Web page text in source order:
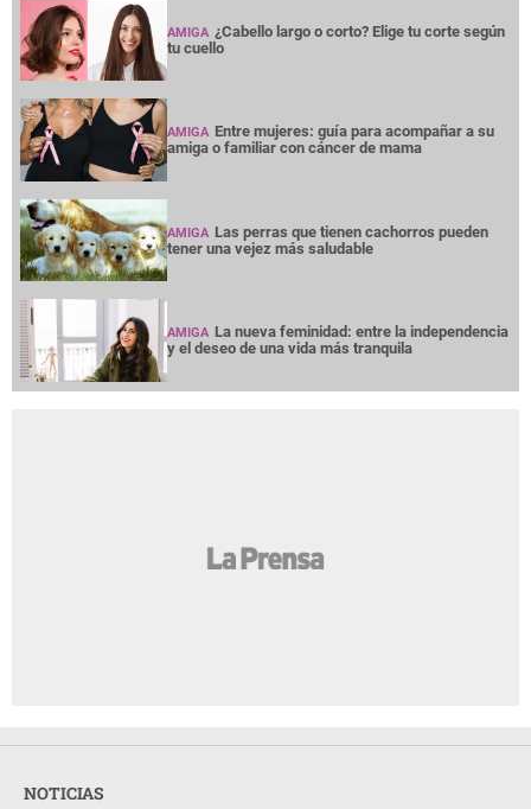
AMIGA ¿Cabello largo o corto? Elige tu corte según
tu cuello
AMIGA Entre mujeres: guía para acompañar a su
amiga o familiar con cáncer de mama
AMIGA Las perras que tienen cachorros pueden
tener una vejez más saludable
AMIGA La nueva feminidad: entre la independencia
y el deseo de una vida más tranquila
NOTICIAS